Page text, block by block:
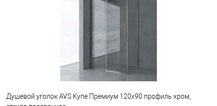
В наличии
Душевой уголок AVS Купе Премиум 120x90 профиль хром,